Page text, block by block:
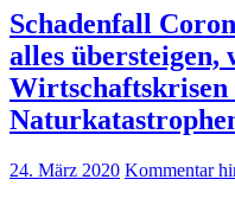
Schadenfall
alles übersteigen,
Wirtschaftskrisen
24. März 2020 Kommentar